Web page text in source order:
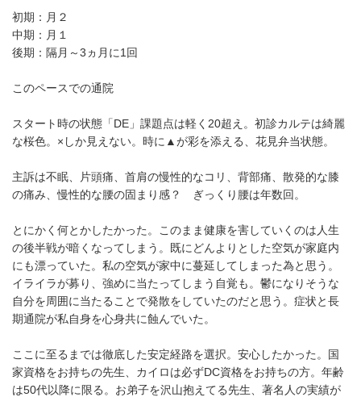
初期：月２
中期：月１
後期：隔月～3ヵ月に1回
このペースでの通院
スタート時の状態「DE」課題点は軽く20超え。初診カルテは綺麗
な桜色。×しか見えない。時に▲が彩を添える、花見弁当状態。
主訴は不眠、片頭痛、首肩の慢性的なコリ、背部痛、散発的な膝
の痛み、慢性的な腰の固まり感？ ぎっくり腰は年数回。
とにかく何とかしたかった。このまま健康を害していくのは人生
の後半戦が暗くなってしまう。既にどんよりとした空気が家庭内
にも漂っていた。私の空気が家中に蔓延してしまった為と思う。
イライラが募り、強めに当たってしまう自覚も。鬱になりそうな
自分を周囲に当たることで発散をしていたのだと思う。症状と長
期通院が私自身を心身共に蝕んでいた。
ここに至るまでは徹底した安定経路を選択。安心したかった。国
家資格をお持ちの先生、カイロは必ずDC資格をお持ちの方。年齢
は50代以降に限る。お弟子を沢山抱えてる先生、著名人の実績が